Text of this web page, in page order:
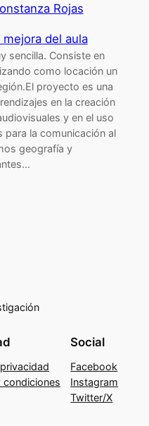
Rojas
mejora del aula
sencilla. Consiste en
como locación un
proyecto es una
en la creación
y en el uso
para la comunicación al
geografía y
condiciones
Social
Facebook
Instagram
Twitter/X